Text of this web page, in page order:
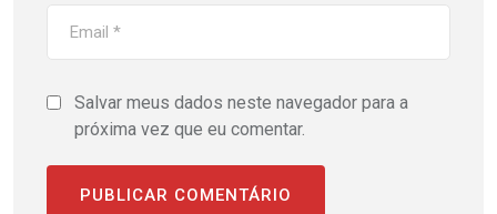
Salvar meus dados neste navegador para a
próxima vez que eu comentar.